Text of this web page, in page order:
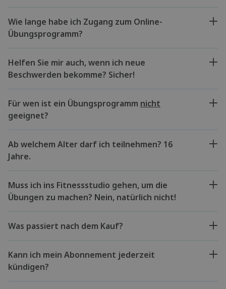
Wie lange habe ich Zugang zum Online-
Übungsprogramm?
Helfen Sie mir auch, wenn ich neue
Beschwerden bekomme? Sicher!
Für wen ist ein Übungsprogramm nicht
geeignet?
Ab welchem Alter darf ich teilnehmen? 16
Jahre.
Muss ich ins Fitnessstudio gehen, um die
Übungen zu machen? Nein, natürlich nicht!
Was passiert nach dem Kauf?
Kann ich mein Abonnement jederzeit
kündigen?